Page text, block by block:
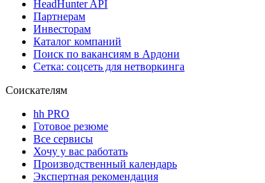
HeadHunter API
Партнерам
Инвесторам
Каталог компаний
Поиск по вакансиям в Ардони
Сетка: соцсеть для нетворкинга
Соискателям
hh PRO
Готовое резюме
Все сервисы
Хочу у вас работать
Производственный календарь
Экспертная рекомендация